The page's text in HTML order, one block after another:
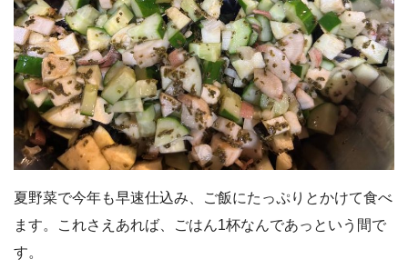
夏野菜で今年も早速仕込み、ご飯にたっぷりとかけて食べ
ます。これさえあれば、ごはん1杯なんであっという間で
す。